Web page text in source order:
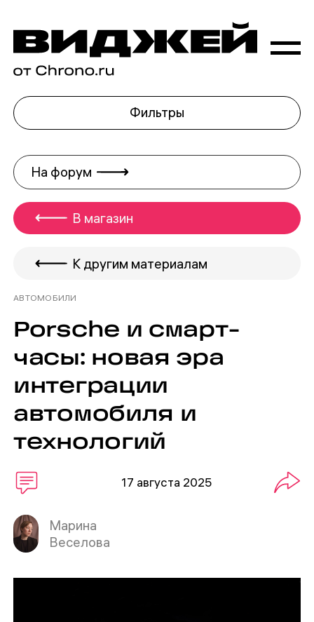
Фильтры
На форум
В магазин
К другим материалам
АВТОМОБИЛИ
Porsche и смарт-
часы: новая эра
интеграции
автомобиля и
технологий
Веселова
Марина
17 августа 2025